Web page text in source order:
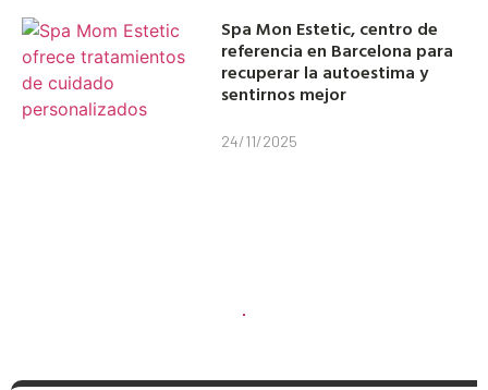
Spa Mon Estetic, centro de
referencia en Barcelona para
recuperar la autoestima y
sentirnos mejor
24/11/2025